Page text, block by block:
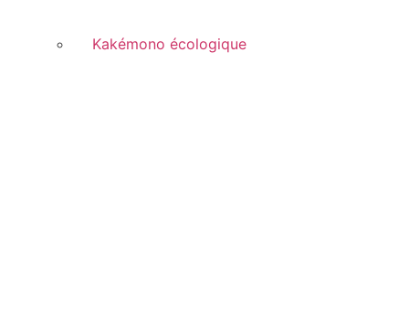
Kakémono écologique